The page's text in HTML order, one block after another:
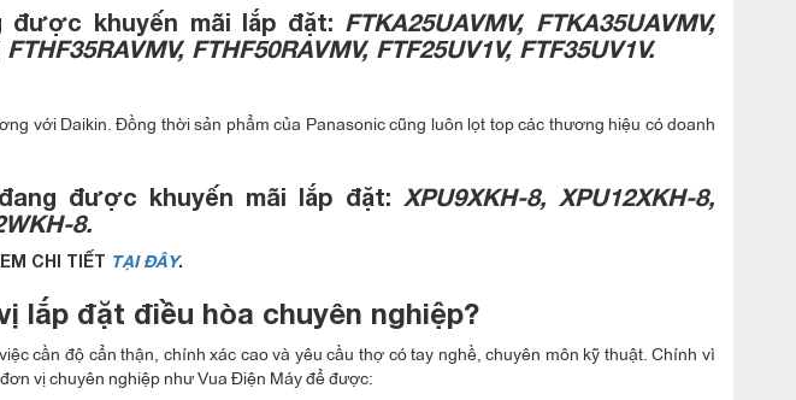
được khuyến mãi lắp đặt: FTKA25UAVMV, FTKA35UAVMV,
FTHF50RAVMV, FTF25UV1V, FTF35UV1V.
với Daikin. Đồng thời sản phẩm của Panasonic cũng luôn lọt top các thương hiệu có doanh
được khuyến mãi lắp đặt: XPU9XKH-8, XPU12XKH-8,
8.
CHI TIẾT TẠI ĐÂY.
lắp đặt điều hòa chuyên nghiệp?
cần độ cẩn thận, chính xác cao và yêu cầu thợ có tay nghề, chuyên môn kỹ thuật. Chính vì
vị chuyên nghiệp như Vua Điện Máy để được: